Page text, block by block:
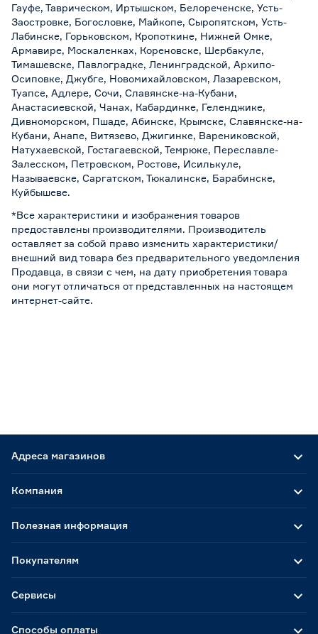
Гауфе, Таврическом, Иртышском, Белореченске, Усть-
Заостровке, Богословке, Майкопе, Сыропятском, Усть-
Лабинске, Горьковском, Кропоткине, Нижней Омке,
Армавире, Москаленках, Кореновске, Шербакуле,
Тимашевске, Павлоградке, Ленинградской, Архипо-
Осиповке, Джубге, Новомихайловском, Лазаревском,
Туапсе, Адлере, Сочи, Славянске-на-Кубани,
Анастасиевской, Чанах, Кабардинке, Геленджике,
Дивноморском, Пшаде, Абинске, Крымске, Славянске-на-
Кубани, Анапе, Витязево, Джигинке, Варениковской,
Натухаевской, Гостагаевской, Темрюке, Переславле-
Залесском, Петровском, Ростове, Исилькуле,
Называевске, Саргатском, Тюкалинске, Барабинске,
Куйбышеве.
*Все характеристики и изображения товаров
предоставлены производителями. Производитель
оставляет за собой право изменить характеристики/
внешний вид товара без предварительного уведомления
Продавца, в связи с чем, на дату приобретения товара
они могут отличаться от представленных на настоящем
интернет-сайте.
Адреса магазинов
Способы оплаты
Компания
Полезная информация
Покупателям
Сервисы